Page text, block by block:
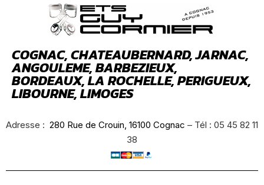
COGNAC, CHATEAUBERNARD, JARNAC,
ANGOULEME, BARBEZIEUX,
BORDEAUX, LA ROCHELLE, PERIGUEUX,
LIBOURNE, LIMOGES
Adresse : 280 Rue de Crouin, 16100 Cognac – Tél : 05 45 82 11
38